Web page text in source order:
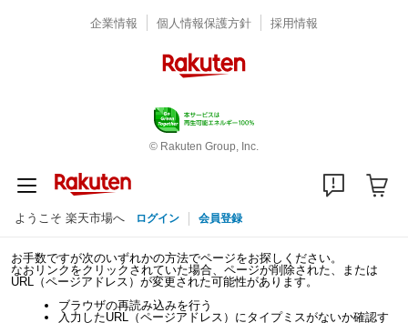
企業情報 個人情報保護方針 採用情報
© Rakuten Group, Inc.
ようこそ 楽天市場へ ログイン 会員登録
お手数ですが次のいずれかの方法でページをお探しください。
なおリンクをクリックされていた場合、ページが削除された、または
URL（ページアドレス）が変更された可能性があります。
ブラウザの再読み込みを行う
入力したURL（ページアドレス）にタイプミスがないか確認す